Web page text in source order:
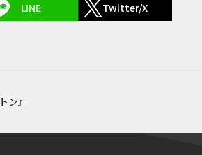
LINE Twitter/X
ン』